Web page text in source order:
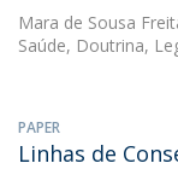
Mara de Sousa
Saúde, Doutrina,
PAPER
Linhas de